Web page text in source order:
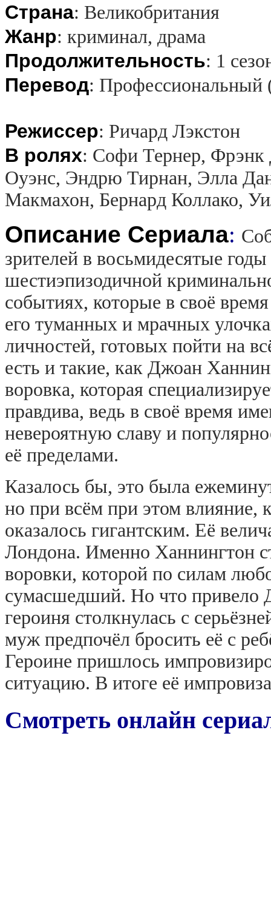
Страна: Великобритания
Жанр: криминал, драма
Продолжительность: 1
Перевод: Профессиональный
Режиссер: Ричард Лэкстон
В ролях: Софи Тернер, Фрэнк
Оуэнс, Эндрю Тирнан, Элла
Макмахон, Бернард Коллако,
Описание Сериала:
зрителей в восьмидесятые
шестиэпизодичной
событиях, которые в своё
его туманных и мрачных
личностей, готовых пойти на
есть и такие, как Джоан
воровка, которая
правдива, ведь в своё время
невероятную славу и
её пределами.
Казалось бы, это была
но при всём при этом влияние,
оказалось гигантским. Её
Лондона. Именно Ханнингтон
воровки, которой по силам
сумасшедший. Но что привело
героиня столкнулась с
муж предпочёл бросить её с
Героине пришлось
ситуацию. В итоге её
Смотреть онлайн